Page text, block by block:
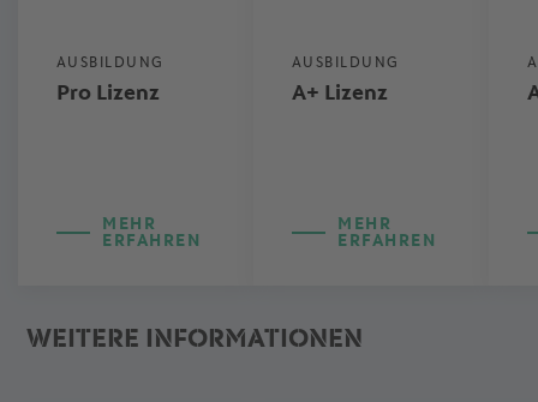
AUSBILDUNG
Pro Lizenz
MEHR
ERFAHREN
AUSBILDUNG
A+ Lizenz
MEHR
ERFAHREN
WEITERE INFORMATIONEN